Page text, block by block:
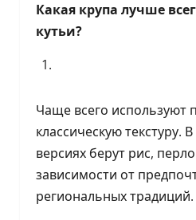
Какая крупа лучше
кутьи?
Чаще всего используют
классическую текстуру.
версиях берут рис,
зависимости от
региональных традиций.